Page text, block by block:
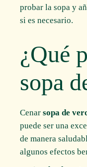
probar la sopa y
si es necesario.
¿Qué
sopa
Cenarsopa de
puede ser una
de manera
algunos efectos